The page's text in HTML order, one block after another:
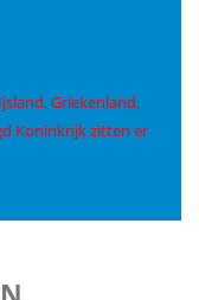
Griekenland,
Koninkrijk zitten er